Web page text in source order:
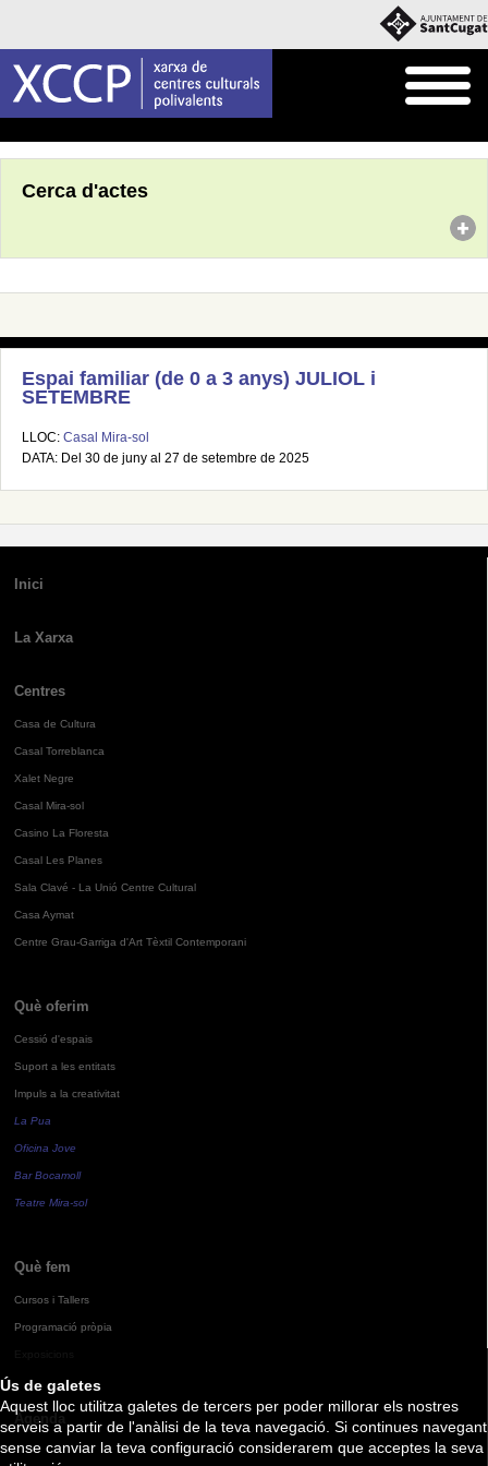
Ús de galetes
Aquest lloc utilitza galetes de tercers per poder millorar els nostres
serveis a partir de l'anàlisi de la teva navegació. Si continues navegant
sense canviar la teva configuració considerarem que acceptes la seva
Cerca d'actes
Espai familiar (de 0 a 3 anys) JULIOL i
SETEMBRE
LLOC: Casal Mira-sol
DATA: Del 30 de juny al 27 de setembre de 2025
Inici
La Xarxa
Centres
Casa de Cultura
Casal Torreblanca
Xalet Negre
Casal Mira-sol
Casino La Floresta
Casal Les Planes
Sala Clavé - La Unió Centre Cultural
Casa Aymat
Centre Grau-Garriga d'Art Tèxtil Contemporani
Què oferim
Cessió d'espais
Suport a les entitats
Impuls a la creativitat
La Pua
Oficina Jove
Bar Bocamoll
Teatre Mira-sol
Què fem
Cursos i Tallers
Programació pròpia
Agenda